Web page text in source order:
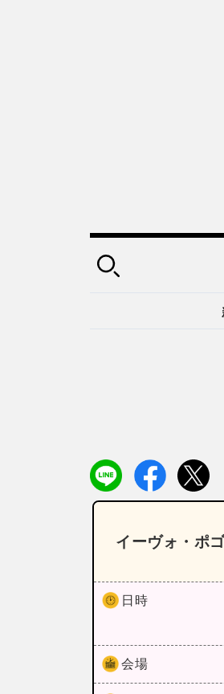
イーヴォ・ポ
日時
会場